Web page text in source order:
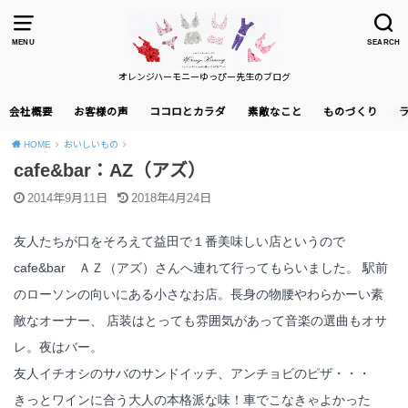
MENU SEARCH
オレンジハーモニーゆっぴー先生のブログ
会社概要 お客様の声 ココロとカラダ 素敵なこと ものづくり
HOME おいしいもの
cafe&bar：AZ（アズ）
2014年9月11日 2018年4月24日
友人たちが口をそろえて益田で１番美味しい店というので
cafe&bar ＡＺ（アズ）さんへ連れて行ってもらいました。 駅前
のローソンの向いにある小さなお店。長身の物腰やわらかーい素
敵なオーナー、 店装はとっても雰囲気があって音楽の選曲もオサ
レ。夜はバー。
友人イチオシのサバのサンドイッチ、アンチョビのピザ・・・
きっとワインに合う大人の本格派な味！車でこなきゃよかった